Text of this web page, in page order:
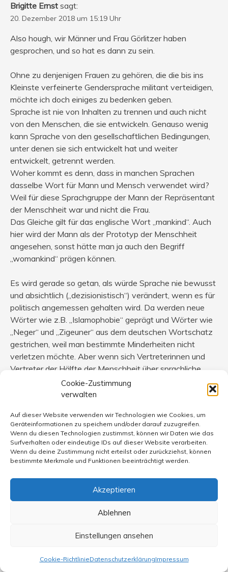
Cookie-Zustimmung
verwalten
Auf dieser Website verwenden wir Technologien wie Cookies, um
Geräteinformationen zu speichern und/oder darauf zuzugreifen.
Wenn du diesen Technologien zustimmst, können wir Daten wie das
Surfverhalten oder eindeutige IDs auf dieser Website verarbeiten.
Wenn du deine Zustimmung nicht erteilst oder zurückziehst, können
bestimmte Merkmale und Funktionen beeinträchtigt werden.
Akzeptieren
Ablehnen
Einstellungen ansehen
Cookie-RichtlinieDatenschutzerklärungImpressum
Brigitte Ernst sagt:
20. Dezember 2018 um 15:19 Uhr
Also hough, wir Männer und Frau Görlitzer haben
gesprochen, und so hat es dann zu sein.
Ohne zu denjenigen Frauen zu gehören, die die bis ins
Kleinste verfeinerte Gendersprache militant verteidigen,
möchte ich doch einiges zu bedenken geben.
Sprache ist nie von Inhalten zu trennen und auch nicht
von den Menschen, die sie entwickeln. Genauso wenig
kann Sprache von den gesellschaftlichen Bedingungen,
unter denen sie sich entwickelt hat und weiter
entwickelt, getrennt werden.
Woher kommt es denn, dass in manchen Sprachen
dasselbe Wort für Mann und Mensch verwendet wird?
Weil für diese Sprachgruppe der Mann der Repräsentant
der Menschheit war und nicht die Frau.
Das Gleiche gilt für das englische Wort „mankind“. Auch
hier wird der Mann als der Prototyp der Menschheit
angesehen, sonst hätte man ja auch den Begriff
„womankind“ prägen können.
Es wird gerade so getan, als würde Sprache nie bewusst
und absichtlich („dezisionistisch“) verändert, wenn es für
politisch angemessen gehalten wird. Da werden neue
Wörter wie z.B. „Islamophobie“ geprägt und Wörter wie
„Neger“ und „Zigeuner“ aus dem deutschen Wortschatz
gestrichen, weil man bestimmte Minderheiten nicht
verletzen möchte. Aber wenn sich Vertreterinnen und
Vertreter der Hälfte der Menschheit über sprachliche
Diskriminierung beklagen, wird das als „ideologisch
bedingte Überspitzung“ oder „individuelle
anderen Zusammenhängen so oft beschworene
Empathie? Wie kann es sich jemand heraussnehmen,
einem Menschen, ob weiblich oder männlich,
vorzuschreiben, wodurch er oder sie sich diskriminiert
Gerade wurde für 0,1 Prozent der deutschen
Bevölkerung eine eigene geschlechtliche Klassifizierung
eingeführt. Sind das auch ideologisch bedingte
Überspitzungen? Kann man sich da einfach hinstellen,
und um die und deren Gefühle geht es.